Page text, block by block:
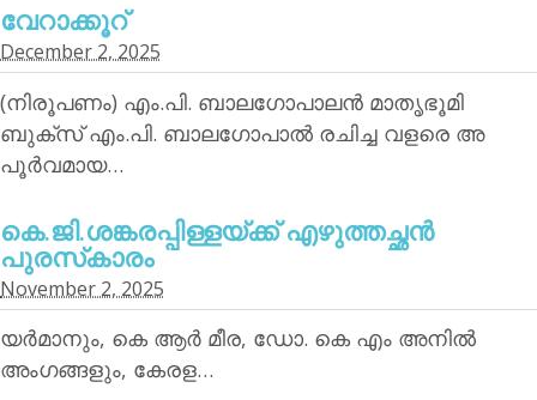
വേറാക്കൂറ്
December 2, 2025
(നിരൂപണം) എം.പി. ബാലഗോപാലന്‍ മാതൃഭൂമി
ബുക്‌സ് എം.പി. ബാലഗോപാല്‍ രചിച്ച വളരെ അ
പൂര്‍വമായ…
കെ.ജി.ശങ്കരപ്പിള്ളയ്ക്ക് എഴുത്തച്ഛന്‍
പുരസ്‌കാരം
November 2, 2025
യര്‍മാനും, കെ ആര്‍ മീര, ഡോ. കെ എം അനില്‍
അംഗങ്ങളും, കേരള…